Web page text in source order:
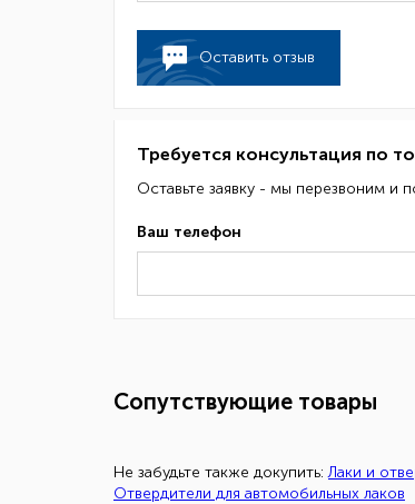
Оставить отзыв
Требуется консультация по
Оставьте заявку - мы перезвоним и
Ваш телефон
Сопутствующие товары
Не забудьте также докупить:Лаки и
Отвердители для автомобильных лаков